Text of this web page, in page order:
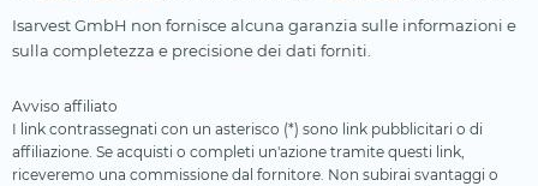
Isarvest GmbH non fornisce alcuna garanzia sulle informazioni e
sulla completezza e precisione dei dati forniti.
Avviso affiliato
I link contrassegnati con un asterisco (*) sono link pubblicitari o di
affiliazione. Se acquisti o completi un'azione tramite questi link,
riceveremo una commissione dal fornitore. Non subirai svantaggi o